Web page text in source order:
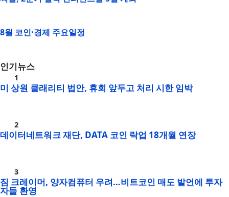
8월 코인·경제 주요일정
인기뉴스
미 상원 클래리티 법안, 휴회 앞두고 처리 시한 임박
데이터네트워크 재단, DATA 코인 락업 18개월 연장
짐 크레이머, 양자컴퓨터 우려…비트코인 매도 발언에 투자
자들 환영